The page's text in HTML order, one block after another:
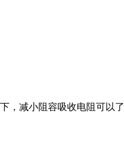
减小阻容吸收电阻可以